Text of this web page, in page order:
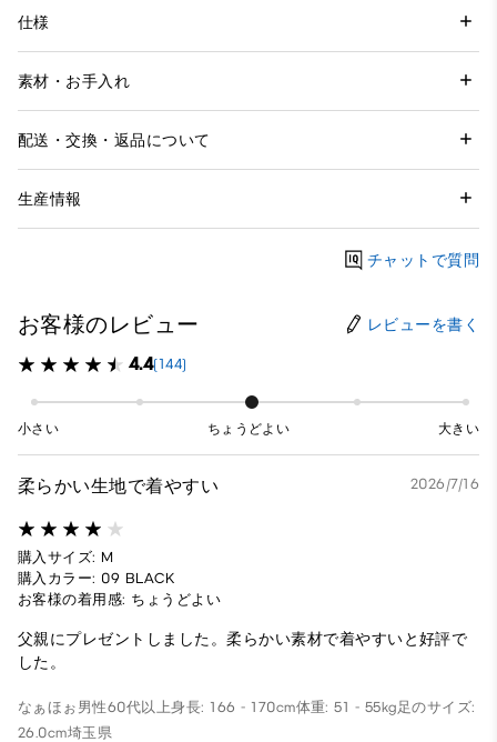
仕様
素材・お手入れ
配送・交換・返品について
生産情報
チャットで質問
お客様のレビュー レビューを書く
4.4(144)
小さい ちょうどよい 大きい
柔らかい生地で着やすい 2026/7/16
購入サイズ: M
購入カラー: 09 BLACK
お客様の着用感: ちょうどよい
父親にプレゼントしました。柔らかい素材で着やすいと好評で
した。
なぁほぉ 男性60代以上身長: 166 - 170cm体重: 51 - 55kg足のサイズ:
26.0cm埼玉県